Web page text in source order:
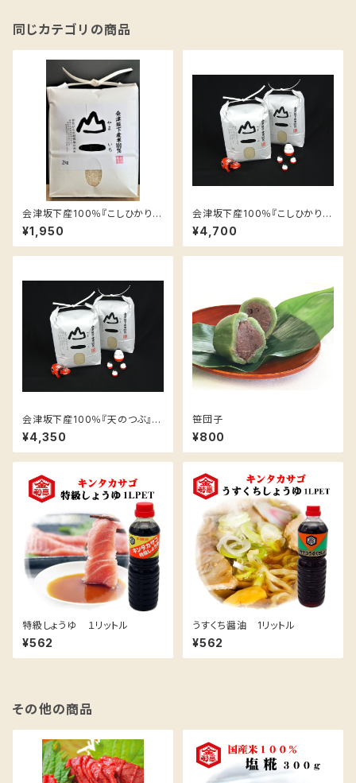
同じカテゴリの商品
会津坂下産100％『こしひかり』
２ｋｇ
¥1,950
会津坂下産100％『こしひかり』
５ｋｇ
¥4,700
会津坂下産100％『天のつぶ』
５ｋｇ
¥4,350
笹団子
¥800
特級しょうゆ １リットル
¥562
うすくち醤油 1リットル
¥562
その他の商品